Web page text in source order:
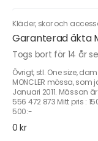
Kläder, skor och
Garanterad äkta
Togs bort för 14 år
Övrigt, stl. One size,
MONCLER mössa,
Januari 2011. Mässan
556 472 873 Mitt pris :
500:-
0 kr